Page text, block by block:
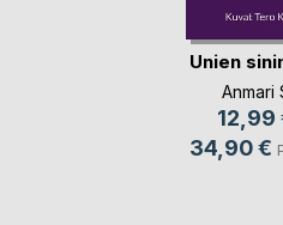
Unien
Anmari
12,99
34,90 €